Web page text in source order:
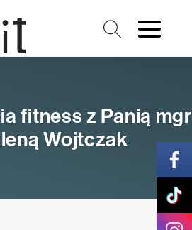
fitness z Panią mgr
Wojtczak